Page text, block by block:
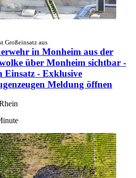
Großeinsatz aus
in Monheim aus der
über Monheim sichtbar -
Einsatz - Exklusive
Meldung öffnen